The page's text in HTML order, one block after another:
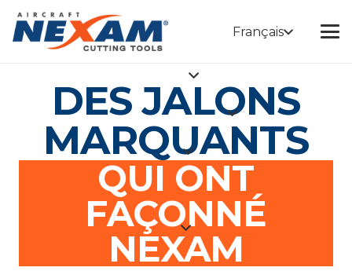
Français
DES JALONS
MARQUANTS
QUI ONT
FAÇONNÉ
NEXAM